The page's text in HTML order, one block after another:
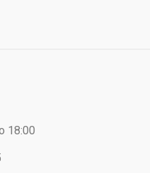
18:00